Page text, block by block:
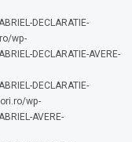
DECLARATIE-
wp-
DECLARATIE-AVERE-
DECLARATIE-
wp-
AVERE-